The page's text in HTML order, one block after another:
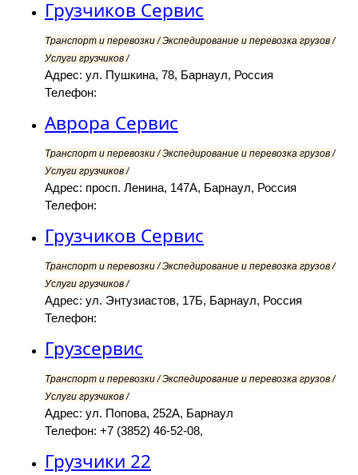
Грузчиков Сервис
Транспорт и перевозки / Экспедирование и перевозка грузов /
Услуги грузчиков /
Адрес: ул. Пушкина, 78, Барнаул, Россия
Телефон:
Аврора Сервис
Транспорт и перевозки / Экспедирование и перевозка грузов /
Услуги грузчиков /
Адрес: просп. Ленина, 147А, Барнаул, Россия
Телефон:
Грузчиков Сервис
Транспорт и перевозки / Экспедирование и перевозка грузов /
Услуги грузчиков /
Адрес: ул. Энтузиастов, 17Б, Барнаул, Россия
Телефон:
Грузсервис
Транспорт и перевозки / Экспедирование и перевозка грузов /
Услуги грузчиков /
Адрес: ул. Попова, 252А, Барнаул
Телефон: +7 (3852) 46-52-08,
Грузчики 22